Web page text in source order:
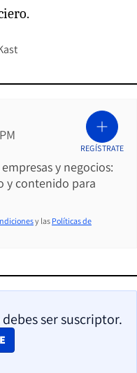
y negocios:
y contenido para
REGÍSTRATE
y las Políticas de
ser suscriptor.
WINDOW